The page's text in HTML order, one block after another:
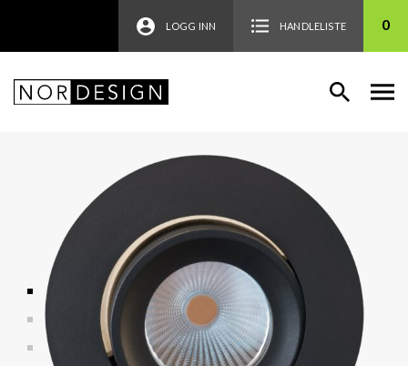
LOGG INN HANDLELISTE 0